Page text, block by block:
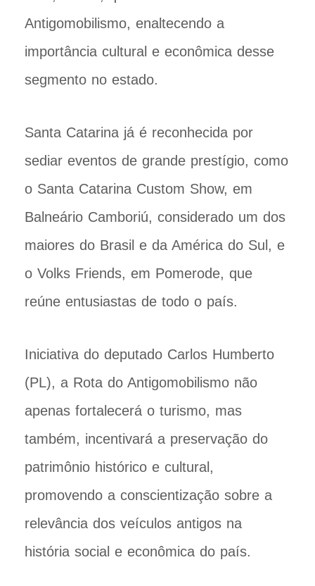
Antigomobilismo, enaltecendo a
importância cultural e econômica desse
segmento no estado.
Santa Catarina já é reconhecida por
sediar eventos de grande prestígio, como
o Santa Catarina Custom Show, em
Balneário Camboriú, considerado um dos
maiores do Brasil e da América do Sul, e
o Volks Friends, em Pomerode, que
reúne entusiastas de todo o país.
Iniciativa do deputado Carlos Humberto
(PL), a Rota do Antigomobilismo não
apenas fortalecerá o turismo, mas
também, incentivará a preservação do
patrimônio histórico e cultural,
promovendo a conscientização sobre a
relevância dos veículos antigos na
história social e econômica do país.